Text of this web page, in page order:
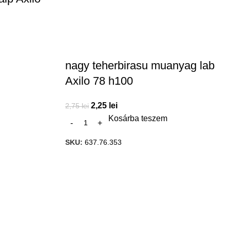
nagy teherbirasu muanyag lab
Axilo 78 h100
2,75lei 2,25 lei
Kosárba teszem
SKU: 637.76.353